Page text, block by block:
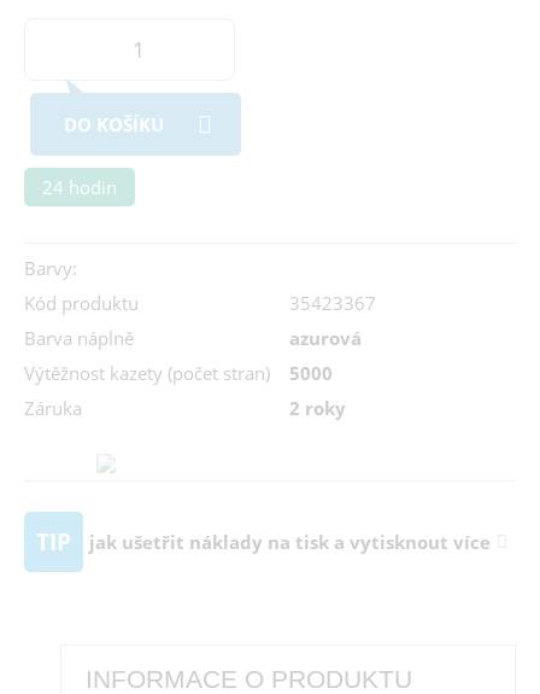
DO KOŠÍKU
24 hodin
Barvy:
Kód produktu
35423367
Barva náplně
azurová
Výtěžnost kazety (počet stran)
5000
Záruka
2 roky
TIP jak ušetřit náklady na tisk a vytisknout více
INFORMACE O PRODUKTU